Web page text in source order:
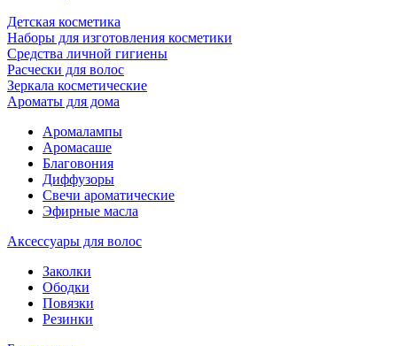
Детская косметика
Наборы для изготовления косметики
Средства личной гигиены
Расчески для волос
Зеркала косметические
Ароматы для дома
Аромалампы
Аромасаше
Благовония
Диффузоры
Свечи ароматические
Эфирные масла
Аксессуары для волос
Заколки
Ободки
Повязки
Резинки